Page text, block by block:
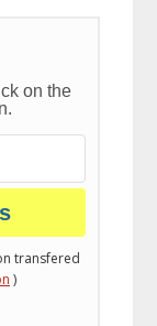
on the
transfered
)